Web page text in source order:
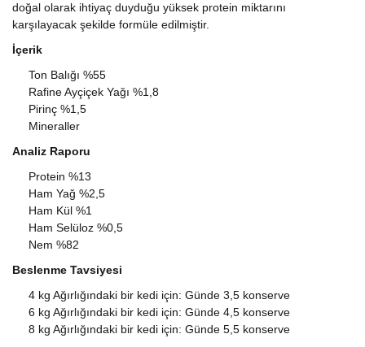
doğal olarak ihtiyaç duyduğu yüksek protein miktarını
karşılayacak şekilde formüle edilmiştir.
İçerik
Ton Balığı %55
Rafine Ayçiçek Yağı %1,8
Pirinç %1,5
Mineraller
Analiz Raporu
Protein %13
Ham Yağ %2,5
Ham Kül %1
Ham Selüloz %0,5
Nem %82
Beslenme Tavsiyesi
4 kg Ağırlığındaki bir kedi için: Günde 3,5 konserve
6 kg Ağırlığındaki bir kedi için: Günde 4,5 konserve
8 kg Ağırlığındaki bir kedi için: Günde 5,5 konserve